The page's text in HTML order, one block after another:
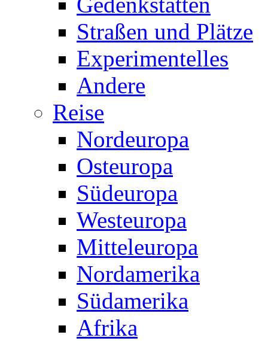
Straßen und Plätze
Experimentelles
Andere
Reise
Nordeuropa
Osteuropa
Südeuropa
Westeuropa
Mitteleuropa
Nordamerika
Südamerika
Afrika